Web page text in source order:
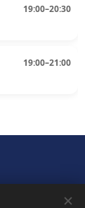
19:00–20:30
19:00–21:00